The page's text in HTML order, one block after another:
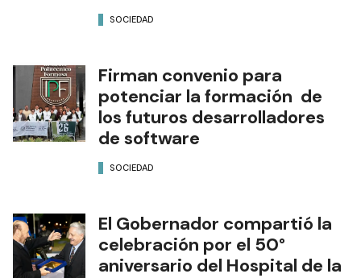
SOCIEDAD
Firman convenio para
potenciar la formación de
los futuros desarrolladores
de software
SOCIEDAD
El Gobernador compartió la
celebración por el 50°
aniversario del Hospital de la